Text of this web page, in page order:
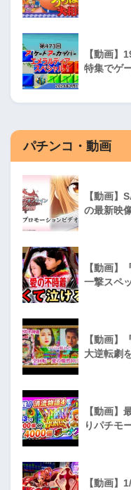
【動画】
特集でゲ
パチンコ・動画
【動画】
の最新映
【動画】
一撃スペ
【動画】
大逆転劇
【動画】
りパチモ
【動画】